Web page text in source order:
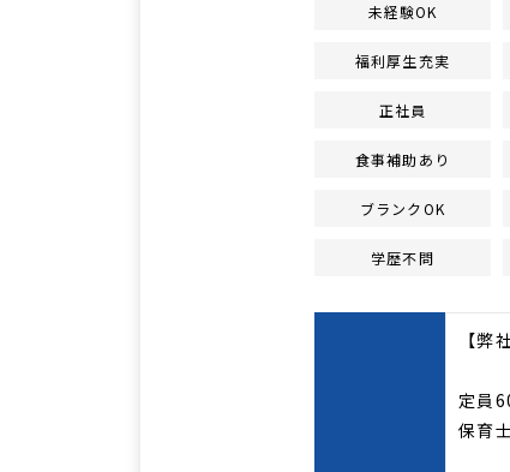
未経験OK
福利厚生充実
正社員
食事補助あり
ブランクOK
学歴不問
【弊
定員
保育